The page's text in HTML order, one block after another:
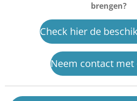
brengen?
Check hier de
Neem contact met